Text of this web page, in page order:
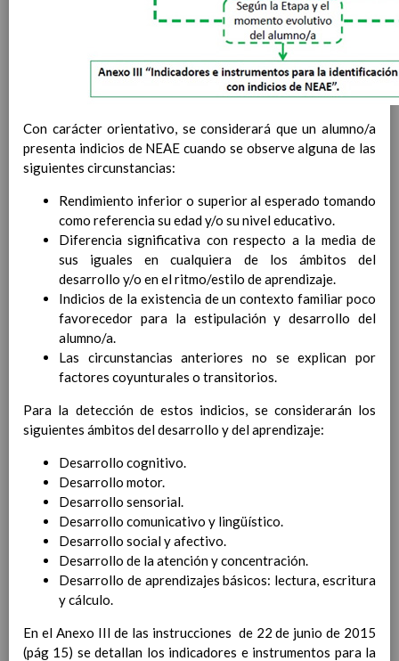
personal
15 noviembre 2019
MetodologÃ­a 15 noviembre 2019
15 noviembre 2019
EducaciÃ³n Primaria
CoordinaciÃ³n y concreciÃ³n curricular
Objetivos de la etapa
Ãrea de Lengua Castellana y
Literatura
las competencias clave
ConcreciÃ³n curricular
para la etapa. Perfiles de
Ã¡rea y de
competencias
En revisiÃ³n
Ãrea de MatemÃ¡ticas
Objetivos del Ã¡rea
las competencias clave
ConcreciÃ³n curricular
Ã¡rea y de
competencias
ContribuciÃ³n del Ã¡rea a
las competencias clave
ConcreciÃ³n curricular
para la etapa. Perfiles de
Ãrea de Ciencias de la
Naturaleza
Con carácter orientativo, se considerará que un alumno/a
presenta indicios de NEAE cuando se observe alguna de las
siguientes circunstancias:
Rendimiento inferior o superior al esperado tomando
como referencia su edad y/o su nivel educativo.
Diferencia significativa con respecto a la media de
sus iguales en cualquiera de los ámbitos del
desarrollo y/o en el ritmo/estilo de aprendizaje.
Indicios de la existencia de un contexto familiar poco
favorecedor para la estipulación y desarrollo del
alumno/a.
Las circunstancias anteriores no se explican por
factores coyunturales o transitorios.
Para la detección de estos indicios, se considerarán los
siguientes ámbitos del desarrollo y del aprendizaje:
Desarrollo cognitivo.
Desarrollo motor.
Desarrollo sensorial.
Desarrollo comunicativo y lingüístico.
Desarrollo social y afectivo.
Desarrollo de la atención y concentración.
Desarrollo de aprendizajes básicos: lectura, escritura
y cálculo.
En el Anexo III de las instrucciones de 22 de junio de 2015
(pág 15) se detallan los indicadores e instrumentos para la